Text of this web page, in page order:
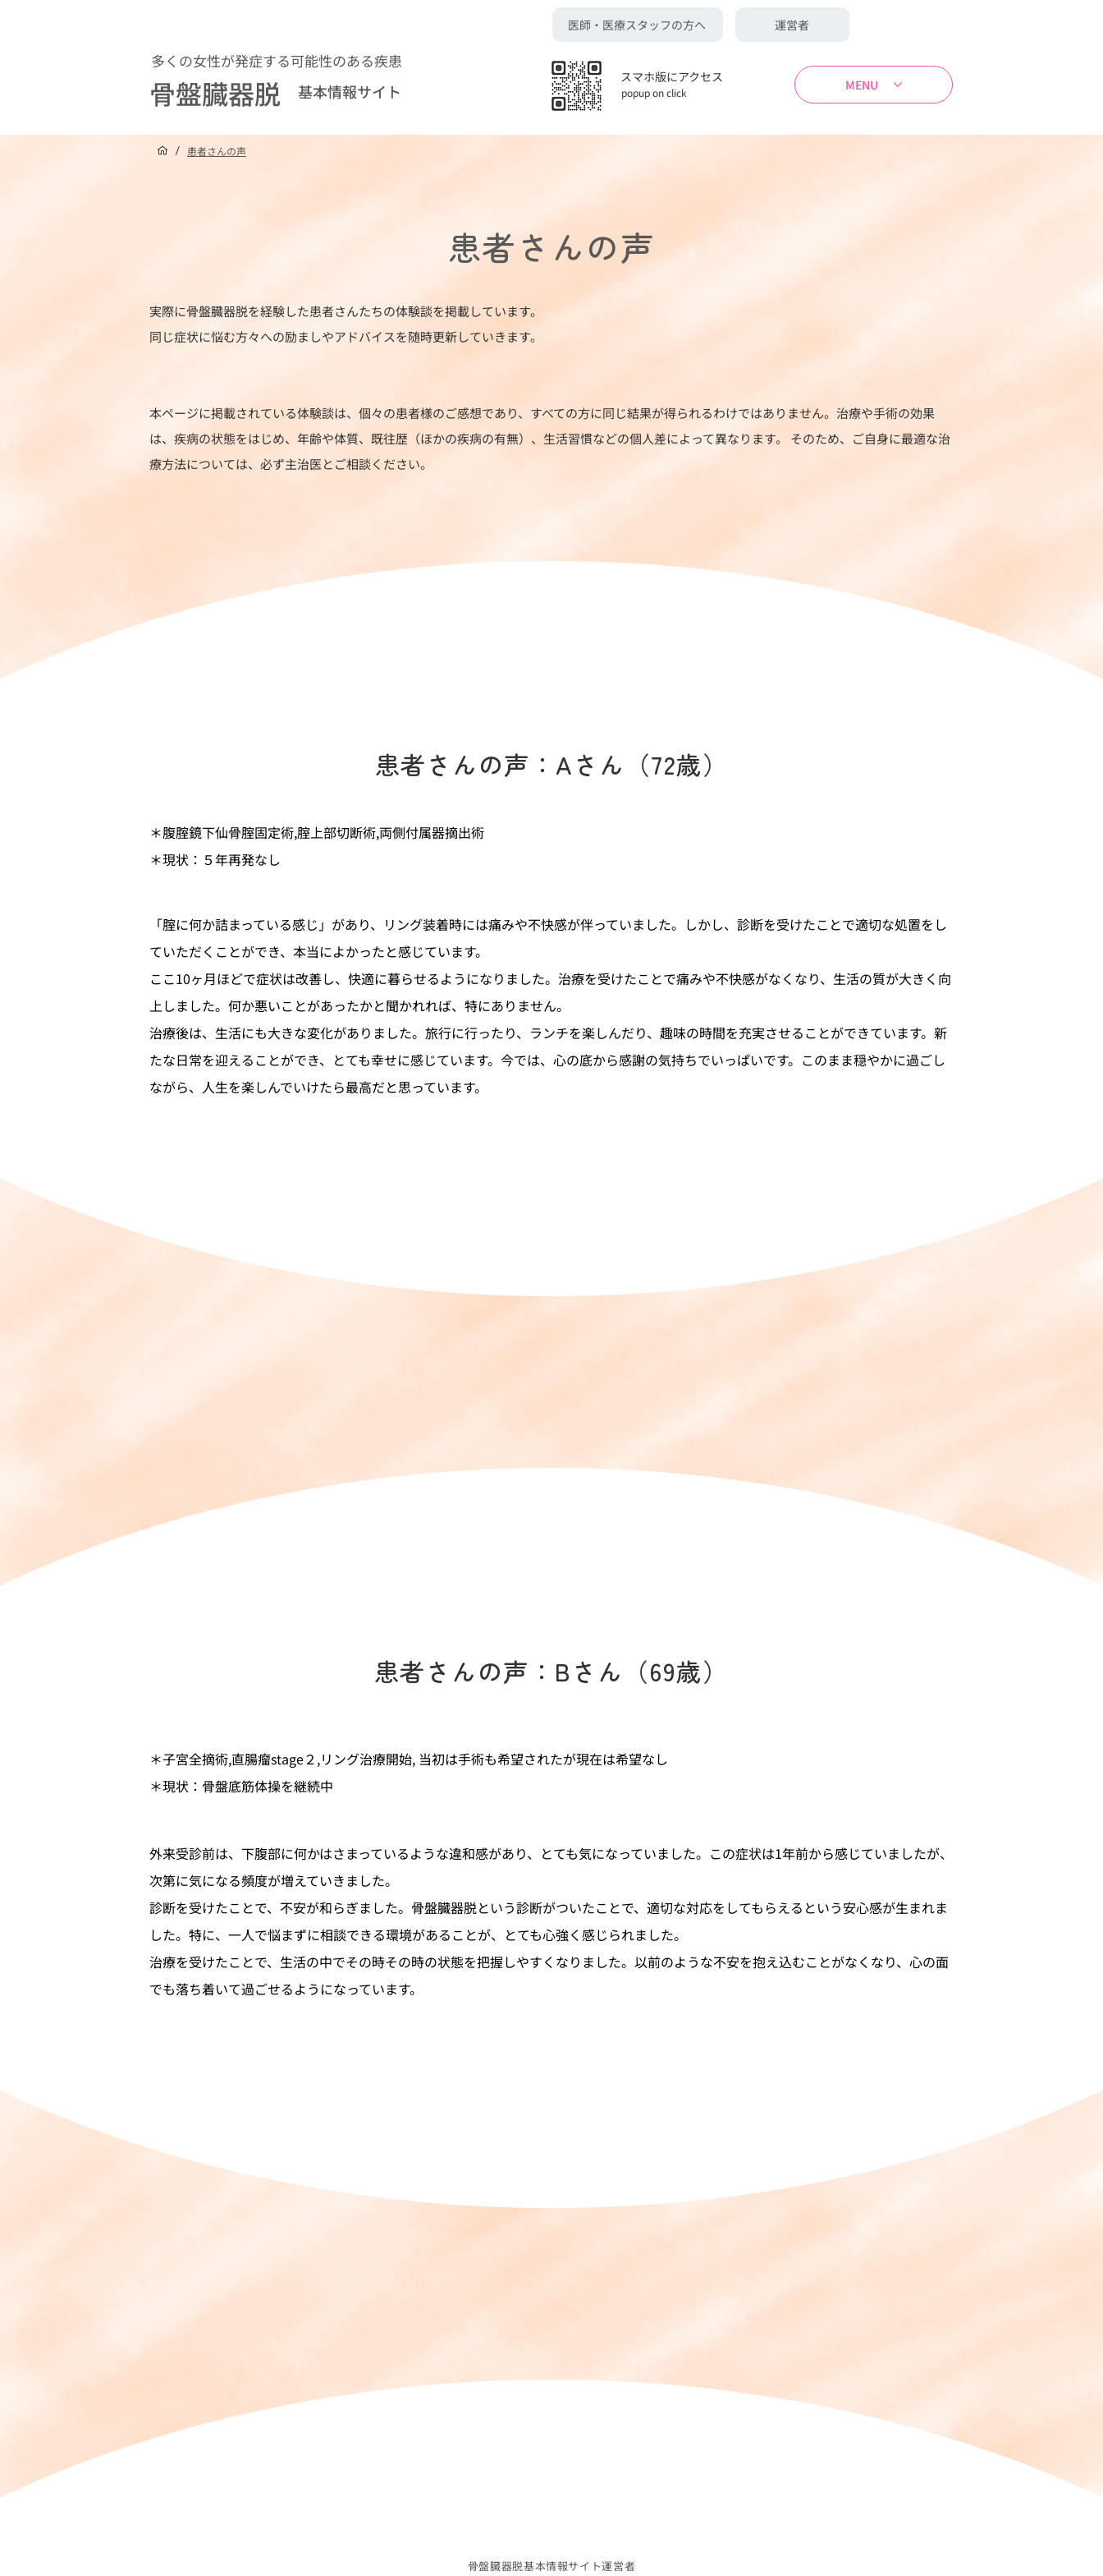
多くの女性が発症する可能性のある疾患
骨盤臓器脱 基本情報サイト
医師・医療スタッフの方へ 運営者
スマホ版にアクセス
popup on click MENU
/ 患者さんの声
患者さんの声
実際に骨盤臓器脱を経験した患者さんたちの体験談を掲載しています。
同じ症状に悩む方々への励ましやアドバイスを随時更新していきます。
本ページに掲載されている体験談は、個々の患者様のご感想であり、すべての方に同じ結果が得られるわけではありません。治療や手術の効果
は、疾病の状態をはじめ、年齢や体質、既往歴（ほかの疾病の有無）、生活習慣などの個人差によって異なります。 そのため、ご自身に最適な治
療方法については、必ず主治医とご相談ください。
患者さんの声：Aさん（72歳）
＊腹腟鏡下仙骨腟固定術,腟上部切断術,両側付属器摘出術
＊現状：５年再発なし
「腟に何か詰まっている感じ」があり、リング装着時には痛みや不快感が伴っていました。しかし、診断を受けたことで適切な処置をし
ていただくことができ、本当によかったと感じています。
ここ10ヶ月ほどで症状は改善し、快適に暮らせるようになりました。治療を受けたことで痛みや不快感がなくなり、生活の質が大きく向
上しました。何か悪いことがあったかと聞かれれば、特にありません。
治療後は、生活にも大きな変化がありました。旅行に行ったり、ランチを楽しんだり、趣味の時間を充実させることができています。新
たな日常を迎えることができ、とても幸せに感じています。今では、心の底から感謝の気持ちでいっぱいです。このまま穏やかに過ごし
ながら、人生を楽しんでいけたら最高だと思っています。
患者さんの声：Bさん（69歳）
＊子宮全摘術,直腸瘤stage２,リング治療開始, 当初は手術も希望されたが現在は希望なし
＊現状：骨盤底筋体操を継続中
外来受診前は、下腹部に何かはさまっているような違和感があり、とても気になっていました。この症状は1年前から感じていましたが、
次第に気になる頻度が増えていきました。
診断を受けたことで、不安が和らぎました。骨盤臓器脱という診断がついたことで、適切な対応をしてもらえるという安心感が生まれま
した。特に、一人で悩まずに相談できる環境があることが、とても心強く感じられました。
治療を受けたことで、生活の中でその時その時の状態を把握しやすくなりました。以前のような不安を抱え込むことがなくなり、心の面
でも落ち着いて過ごせるようになっています。
骨盤臓器脱基本情報サイト運営者